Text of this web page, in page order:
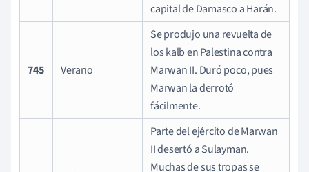
capital de Damasco a Harán.
745 Verano
Se produjo una revuelta de
los kalb en Palestina contra
Marwan II. Duró poco, pues
Marwan la derrotó
fácilmente.
Parte del ejército de Marwan
II desertó a Sulayman.
Muchas de sus tropas se